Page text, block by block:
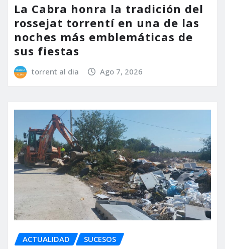
La Cabra honra la tradición del
rossejat torrentí en una de las
noches más emblemáticas de
sus fiestas
torrent al dia Ago 7, 2026
ACTUALIDAD SUCESOS